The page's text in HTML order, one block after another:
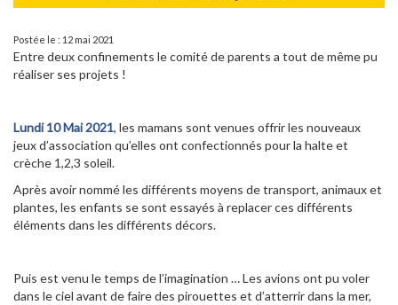
Postée le : 12 mai 2021
Entre deux confinements le comité de parents a tout de même pu
réaliser ses projets !
Lundi 10 Mai 2021, les mamans sont venues offrir les nouveaux
jeux d’association qu’elles ont confectionnés pour la halte et
crèche 1,2,3 soleil.
Après avoir nommé les différents moyens de transport, animaux et
plantes, les enfants se sont essayés à replacer ces différents
éléments dans les différents décors.
Puis est venu le temps de l’imagination … Les avions ont pu voler
dans le ciel avant de faire des pirouettes et d’atterrir dans la mer,